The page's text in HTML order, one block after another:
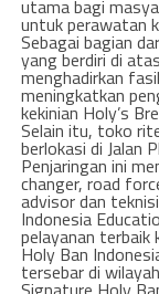
utama bagi
untuk perawatan
Sebagai bagian
yang berdiri di
menghadirkan
meningkatkan
kekinian Holy’s
Selain itu, toko
berlokasi di Jalan
Penjaringan ini
changer, road
advisor dan
Indonesia
pelayanan terbaik
Holy Ban
tersebar di